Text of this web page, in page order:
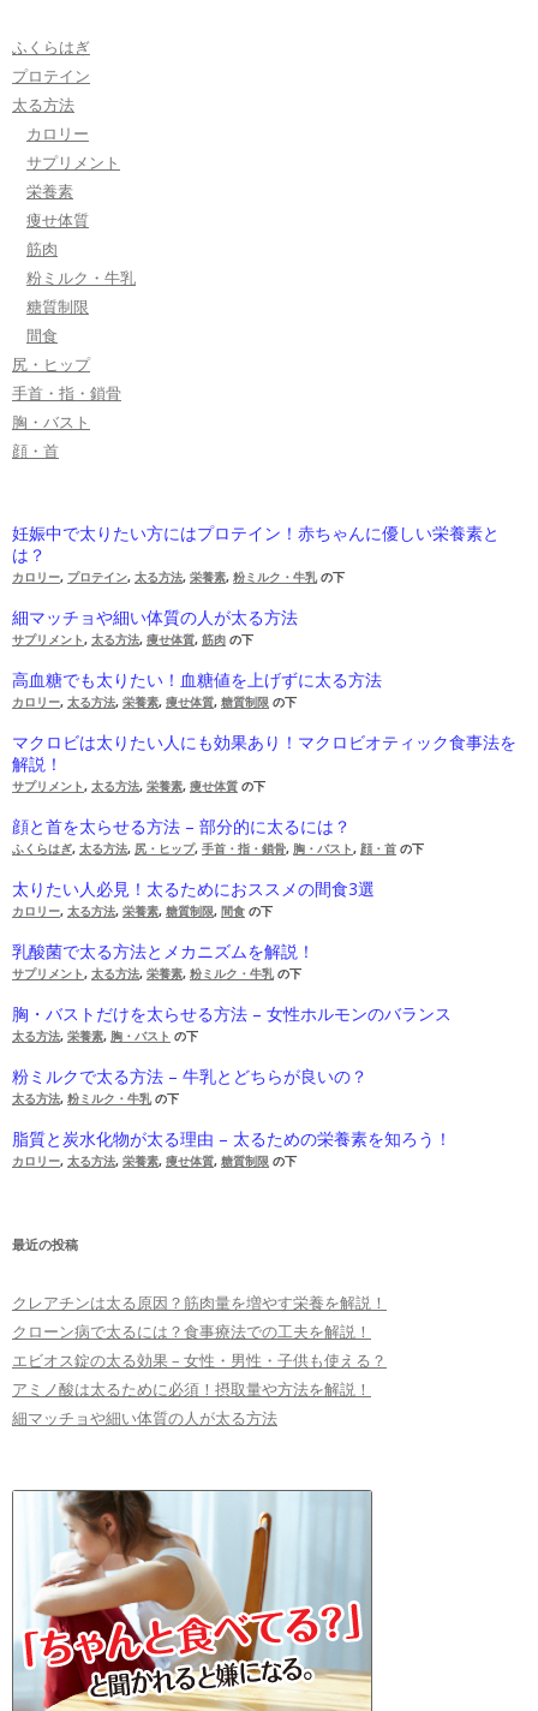
ふくらはぎ
プロテイン
太る方法
カロリー
サプリメント
栄養素
痩せ体質
筋肉
粉ミルク・牛乳
糖質制限
間食
尻・ヒップ
手首・指・鎖骨
胸・バスト
顔・首
妊娠中で太りたい方にはプロテイン！赤ちゃんに優しい栄養素と
は？
カロリー, プロテイン, 太る方法, 栄養素, 粉ミルク・牛乳の下
細マッチョや細い体質の人が太る方法
サプリメント, 太る方法, 痩せ体質, 筋肉 の下
高血糖でも太りたい！血糖値を上げずに太る方法
カロリー, 太る方法, 栄養素, 痩せ体質, 糖質制限 の下
マクロビは太りたい人にも効果あり！マクロビオティック食事法を
解説！
サプリメント, 太る方法, 栄養素, 痩せ体質 の下
顔と首を太らせる方法 – 部分的に太るには？
ふくらはぎ, 太る方法, 尻・ヒップ, 手首・指・鎖骨, 胸・バスト, 顔・首 の下
太りたい人必見！太るためにおススメの間食3選
カロリー, 太る方法, 栄養素, 糖質制限, 間食 の下
乳酸菌で太る方法とメカニズムを解説！
サプリメント, 太る方法, 栄養素, 粉ミルク・牛乳の下
胸・バストだけを太らせる方法 – 女性ホルモンのバランス
太る方法, 栄養素, 胸・バスト の下
粉ミルクで太る方法 – 牛乳とどちらが良いの？
太る方法, 粉ミルク・牛乳の下
脂質と炭水化物が太る理由 – 太るための栄養素を知ろう！
カロリー, 太る方法, 栄養素, 痩せ体質, 糖質制限 の下
最近の投稿
クレアチンは太る原因？筋肉量を増やす栄養を解説！
クローン病で太るには？食事療法での工夫を解説！
エビオス錠の太る効果 – 女性・男性・子供も使える？
アミノ酸は太るために必須！摂取量や方法を解説！
細マッチョや細い体質の人が太る方法